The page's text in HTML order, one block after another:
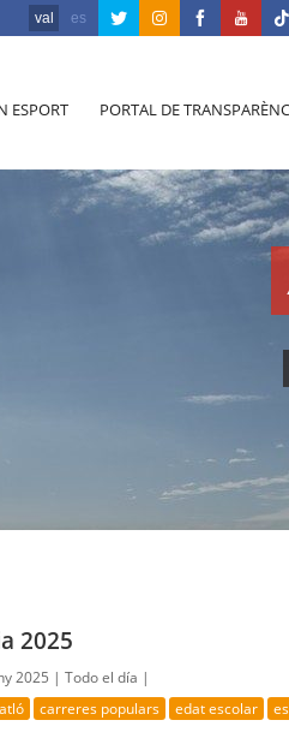
val es
ESPORT PORTAL DE
2025
2025 |Todo el día |
carreres populars edat escolar